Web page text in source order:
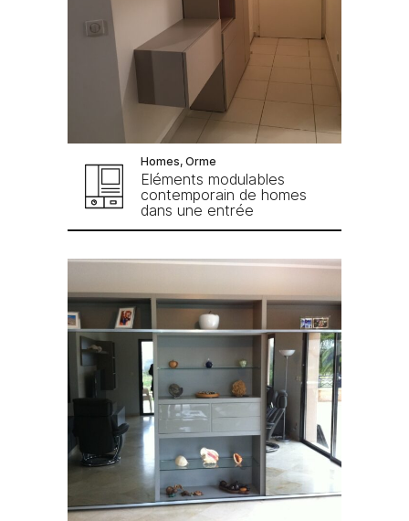
Homes, Orme
Eléments modulables
contemporain de homes
dans une entrée